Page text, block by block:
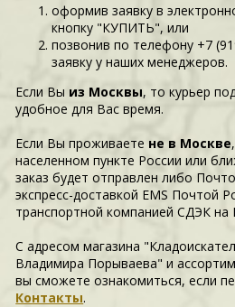
оформив заявку в
кнопку "КУПИТЬ", или
позвонив по телефону +7
заявку у наших менеджеров.
Если Вы из Москвы, то курьер
удобное для Вас время.
Если Вы проживаете не в Москве
населенном пункте России или
заказ будет отправлен либо
экспресс-доставкой EMS Почтой
транспортной компанией СДЭК
С адресом магазина
Владимира Порываева" и
вы сможете ознакомиться, если
Контакты.